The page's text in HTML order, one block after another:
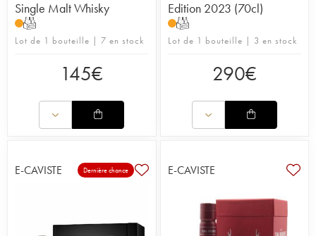
d’une main experte par Gregg Glass. Il perpétue
des traditions vieilles de près de deux siècles sans
rien sacrifier de sa créativité. En 2024, il sort sa
collection signature, en partenariat avec Luminary,
une gamme qui ravit les papilles et les pupilles.
Lire notre article sur la distillerie.
Single Malt Whisky
T
Lot de 1 bouteille | 7 en stock
145€
Edition 2023 (70cl)
T
Lot de 1 bouteille | 3 en stock
290€
E-CAVISTE Dernière chance E-CAVISTE